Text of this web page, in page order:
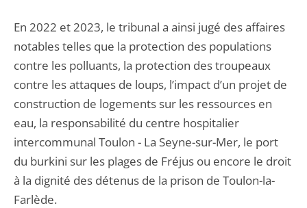
En 2022 et 2023, le tribunal a ainsi jugé des affaires
notables telles que la protection des populations
contre les polluants, la protection des troupeaux
contre les attaques de loups, l’impact d’un projet de
construction de logements sur les ressources en
eau, la responsabilité du centre hospitalier
intercommunal Toulon - La Seyne-sur-Mer, le port
du burkini sur les plages de Fréjus ou encore le droit
à la dignité des détenus de la prison de Toulon-la-
Farlède.